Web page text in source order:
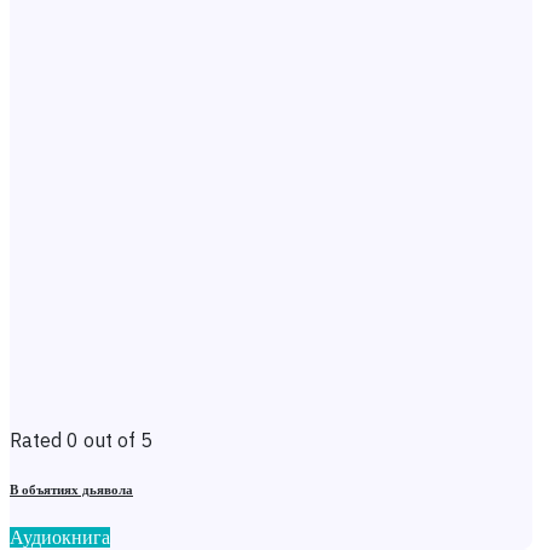
Rated 0 out of 5
В объятиях дьявола
Аудиокнига